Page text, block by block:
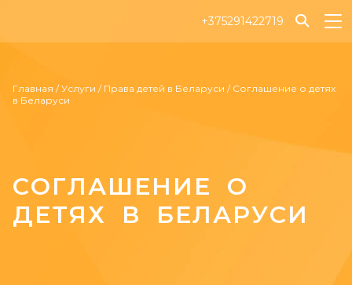
+375291422719
Главная /Услуги / Права детей в Беларуси / Соглашение о детях
в Беларуси
СОГЛАШЕНИЕ О
ДЕТЯХ В БЕЛАРУСИ